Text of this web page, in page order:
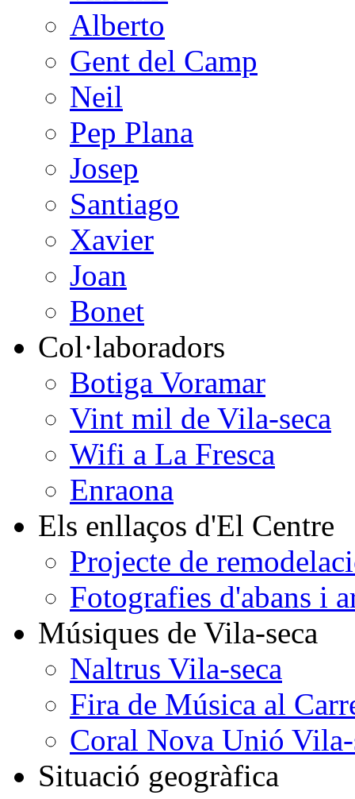
Alberto
Gent del Camp
Neil
Pep Plana
Josep
Santiago
Xavier
Joan
Bonet
Col·laboradors
Botiga Voramar
Vint mil de Vila-seca
Wifi a La Fresca
Enraona
Els enllaços d'El Centre
Projecte de
Fotografies d'abans i
Músiques de Vila-seca
Naltrus Vila-seca
Fira de Música al
Coral Nova Unió Vila-
Situació geogràfica